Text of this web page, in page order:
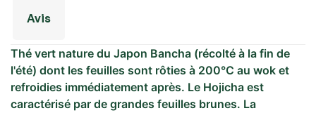
Avis
Thé vert nature du Japon Bancha (récolté à la fin de
l'été) dont les feuilles sont rôties à 200°C au wok et
refroidies immédiatement après. Le Hojicha est
caractérisé par de grandes feuilles brunes. La